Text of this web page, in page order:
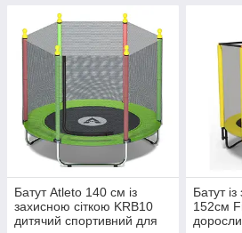
Батут Atleto 140 см із
захисною сіткою KRB10
дитячий спортивний для
Батут
152см